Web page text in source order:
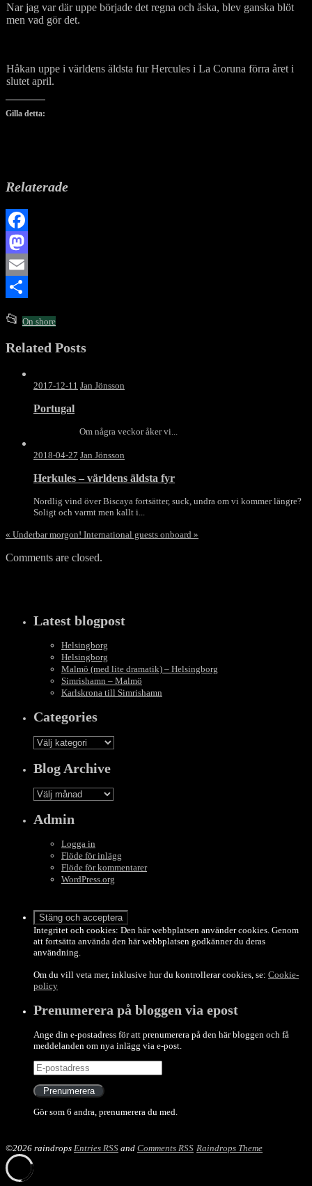
Nar jag var där uppe började det regna och åska, blev ganska blöt
men vad gör det.
Håkan uppe i världens äldsta fur Hercules i La Coruna förra året i
slutet april.
Gilla detta:
Relaterade
Facebook
Mastodon
Email
📂 This
was
On shore
Related Posts
2017-12-11 Jan Jönsson
Portugal
Om några veckor åker vi...
2018-04-27 Jan Jönsson
Herkules – världens äldsta fyr
Nordlig vind över Biscaya fortsätter, suck, undra om vi kommer längre?
Soligt och varmt men kallt i...
« Underbar morgon! International guests onboard »
Comments are closed.
Latest blogpost
Helsingborg
Helsingborg
Malmö (med lite dramatik) – Helsingborg
Simrishamn – Malmö
Karlskrona till Simrishamn
Categories
Categories
Blog Archive
Blog
Archive
Admin
Logga in
Flöde för inlägg
Flöde för kommentarer
WordPress.org
Integritet och cookies: Den här webbplatsen använder cookies. Genom
att fortsätta använda den här webbplatsen godkänner du deras
användning.
Om du vill veta mer, inklusive hur du kontrollerar cookies, se: Cookie-
policy
Prenumerera på bloggen via epost
Ange din e-postadress för att prenumerera på den här bloggen och få
meddelanden om nya inlägg via e-post.
E-
postadress
Prenumerera
Gör som 6 andra, prenumerera du med.
©2026 raindrops Entries RSS and Comments RSS Raindrops Theme